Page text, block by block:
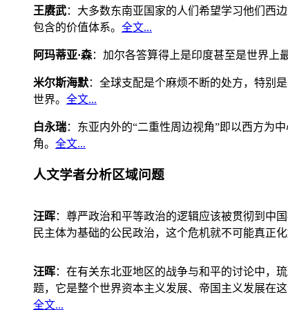
王赓武：大多数东南亚国家的人们希望学习他们西
包含的价值体系。 全文...
阿玛蒂亚·森：加尔各答算得上是印度甚至是世界上
米尔斯海默：全球支配是个麻烦不断的处方，特别
世界。 全文...
白永瑞：东亚内外的“二重性周边视角”即以西方为
角。 全文...
人文学者分析区域问题
汪晖：尊严政治和平等政治的逻辑应该被贯彻到中
民主体为基础的公民政治，这个危机就不可能真正化
汪晖：在有关东北亚地区的战争与和平的讨论中，
题，它是整个世界资本主义发展、帝国主义发展在
全文...